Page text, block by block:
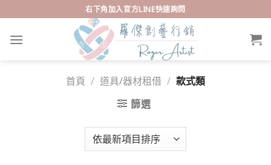
to
content
右下角加入官方LINE快速詢問
首頁 / 道具/器材租借 / 款式類
篩選